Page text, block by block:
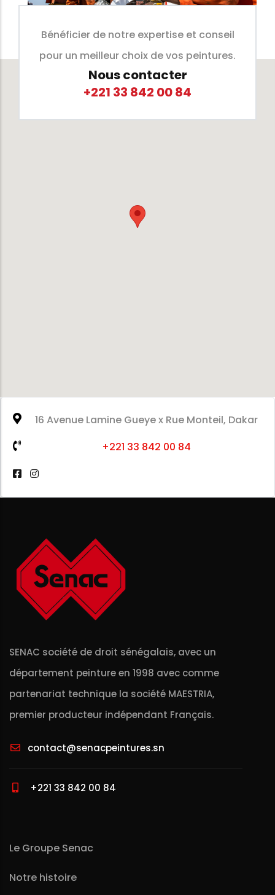
Bénéficier de notre expertise et conseil
pour un meilleur choix de vos peintures.
Nous contacter
+221 33 842 00 84
16 Avenue Lamine Gueye x Rue Monteil, Dakar
+221 33 842 00 84
SENAC société de droit sénégalais, avec un
département peinture en 1998 avec comme
partenariat technique la société MAESTRIA,
premier producteur indépendant Français.
contact@senacpeintures.sn
+221 33 842 00 84
Le Groupe Senac
Notre histoire